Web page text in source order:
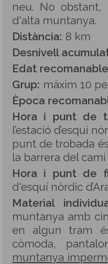
neu. No obstant,
d'alta muntanya.
Distància: 8 km
Desnivell
Edat
Grup: màxim 10
Època
Hora i punt de
l’estació d’esquí
punt de trobada
la barrera del camí
Hora i punt de
d'esquí nòrdic
Material
muntanya amb
en algun tram
còmoda,
muntanya